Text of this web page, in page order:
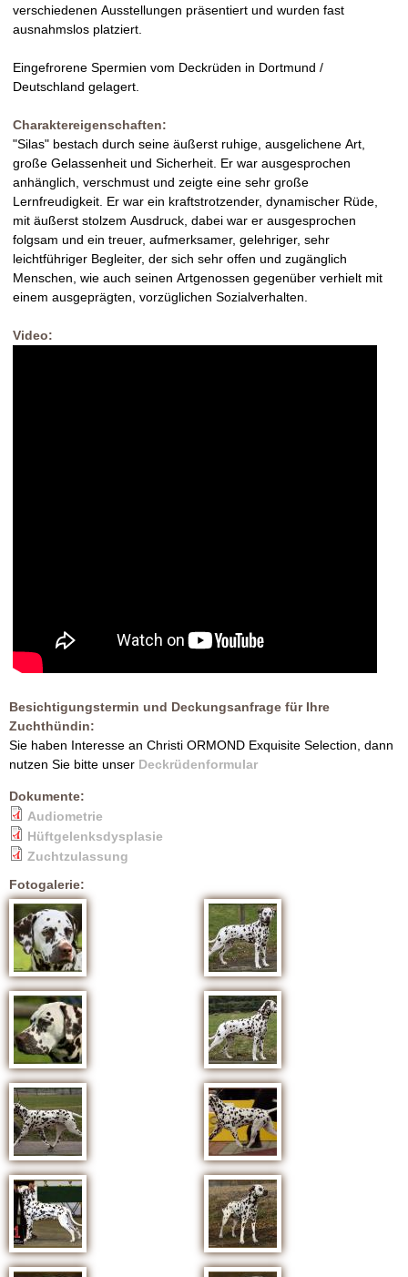
verschiedenen Ausstellungen präsentiert und wurden fast
ausnahmslos platziert.
Eingefrorene Spermien vom Deckrüden in Dortmund /
Deutschland gelagert.
Charaktereigenschaften:
"Silas" bestach durch seine äußerst ruhige, ausgelichene Art,
große Gelassenheit und Sicherheit. Er war ausgesprochen
anhänglich, verschmust und zeigte eine sehr große
Lernfreudigkeit. Er war ein kraftstrotzender, dynamischer Rüde,
mit äußerst stolzem Ausdruck, dabei war er ausgesprochen
folgsam und ein treuer, aufmerksamer, gelehriger, sehr
leichtführiger Begleiter, der sich sehr offen und zugänglich
Menschen, wie auch seinen Artgenossen gegenüber verhielt mit
einem ausgeprägten, vorzüglichen Sozialverhalten.
Video:
Besichtigungstermin und Deckungsanfrage für Ihre
Zuchthündin:
Sie haben Interesse an Christi ORMOND Exquisite Selection, dann
nutzen Sie bitte unser Deckrüdenformular
Dokumente:
Audiometrie
Hüftgelenksdysplasie
Zuchtzulassung
Fotogalerie: